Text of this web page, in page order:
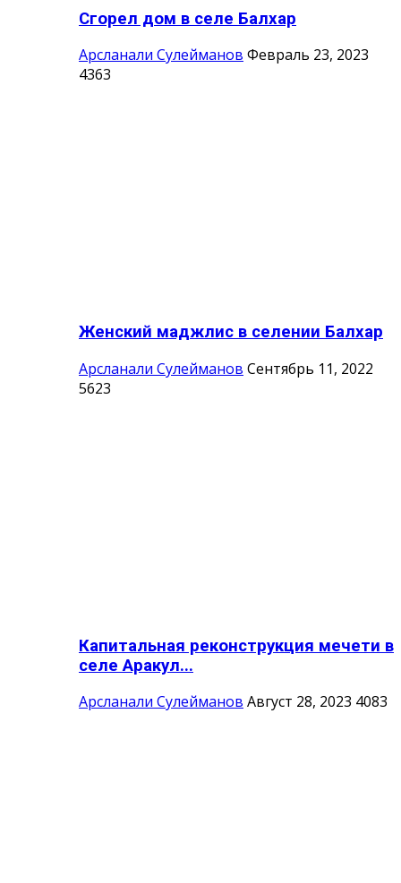
Сгорел дом в селе Балхар
Арсланали Сулейманов Февраль 23, 2023
4363
Женский маджлис в селении Балхар
Арсланали Сулейманов Сентябрь 11, 2022
5623
Капитальная реконструкция мечети в
селе Аракул...
Арсланали Сулейманов Август 28, 2023 4083